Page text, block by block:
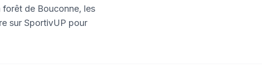
forêt de Bouconne, les
sur SportivUP pour